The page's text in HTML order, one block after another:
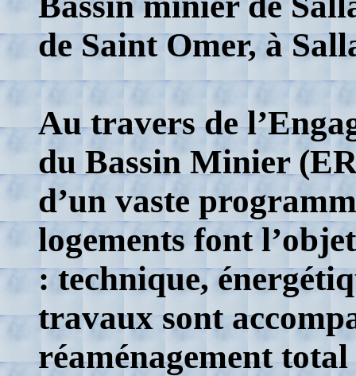
de Saint Omer, à
Au travers de
du Bassin Minier
d’un vaste
logements font
: technique,
travaux sont
réaménagement total